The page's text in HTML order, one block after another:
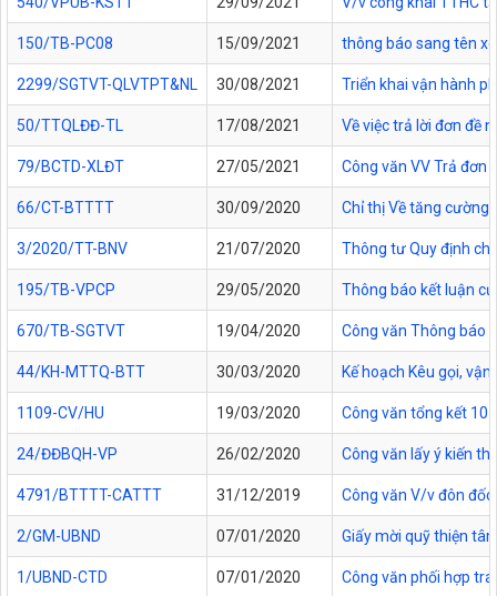
150/TB-PC08 15/09/2021 thông báo sang tên
2299/SGTVT-QLVTPT&NL 30/08/2021 Triển khai vận hành
50/TTQLĐĐ-TL 17/08/2021 Về việc trả lời đơn đề
79/BCTD-XLĐT 27/05/2021 Công văn VV Trả đơn
66/CT-BTTTT 30/09/2020 Chỉ thị Về tăng
3/2020/TT-BNV 21/07/2020 Thông tư Quy định
195/TB-VPCP 29/05/2020 Thông báo kết luận
670/TB-SGTVT 19/04/2020 Công văn Thông báo
44/KH-MTTQ-BTT 30/03/2020 Kế hoạch Kêu gọi,
1109-CV/HU 19/03/2020 Công văn tổng kết 10
24/ĐĐBQH-VP 26/02/2020 Công văn lấy ý kiến
4791/BTTTT-CATTT 31/12/2019 Công văn V/v đôn
2/GM-UBND 07/01/2020 Giấy mời quỹ thiện
1/UBND-CTD 07/01/2020 Công văn phối hợp